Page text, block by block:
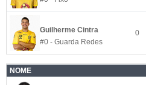
Guilherme Cintra
#0 - Guarda Redes
0
NOME